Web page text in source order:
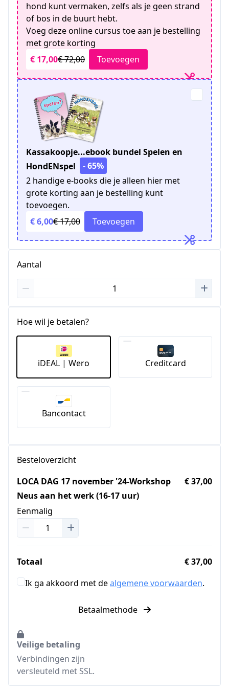
hond kunt vermaken, zelfs als je geen strand
of bos in de buurt hebt.
Voeg deze online cursus toe aan je bestelling
met grote korting
€ 17,00€ 72,00 Toevoegen
Kassakoopje...ebook bundel Spelen en
HondENspel
- 65%
2 handige e-books die je alleen hier met
grote korting aan je bestelling kunt
toevoegen.
€ 6,00€ 17,00 Toevoegen
Aantal
Hoe wil je betalen?
iDEAL | Wero Creditcard
Bancontact
Besteloverzicht
LOCA DAG 17 november '24-Workshop
Neus aan het werk (16-17 uur)
Eenmalig
€ 37,00
Totaal
€ 37,00
Ik ga akkoord met dealgemene voorwaarden.
Betaalmethode
Veilige betaling
Verbindingen zijn
versleuteld met SSL.